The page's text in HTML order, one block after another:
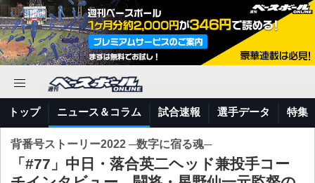
トップ ニュース＆コラム 試合速報 選手データ 特集
背番号ストーリー2022 ─数字に宿る魂─
「#77」中日・落合英二ヘッド兼投手コー